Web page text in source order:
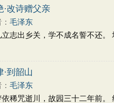
·改诗赠父亲
毛泽东
立志出乡关，学不成名誓不还。
·到韶山
毛泽东
依稀咒逝川，故园三十二年前。